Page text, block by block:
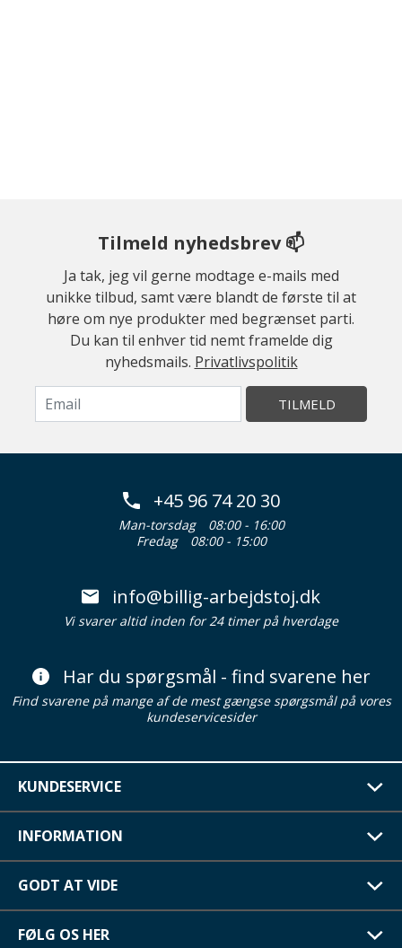
Tilmeld nyhedsbrev 📫
Ja tak, jeg vil gerne modtage e-mails med
unikke tilbud, samt være blandt de første til at
høre om nye produkter med begrænset parti.
Du kan til enhver tid nemt framelde dig
nyhedsmails. Privatlivspolitik
TILMELD
+45 96 74 20 30
Man-torsdag
08:00 - 16:00
Fredag
08:00 - 15:00
info@billig-arbejdstoj.dk
Vi svarer altid inden for 24 timer på hverdage
Har du spørgsmål - find svarene her
Find svarene på mange af de mest gængse spørgsmål på vores
kundeservicesider
KUNDESERVICE
INFORMATION
GODT AT VIDE
FØLG OS HER